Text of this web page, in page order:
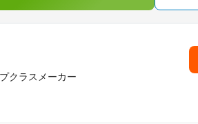
クラスメーカー